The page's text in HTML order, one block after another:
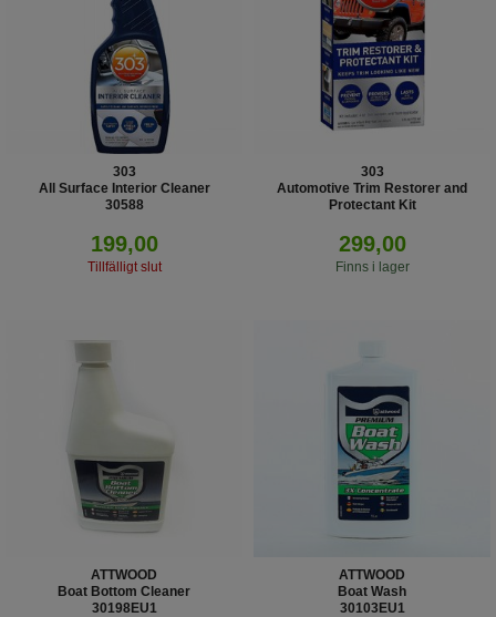
303
All Surface Interior Cleaner
30588
199,00
Tillfälligt slut
303
Automotive Trim Restorer and
Protectant Kit
299,00
Finns i lager
ATTWOOD
Boat Bottom Cleaner
30198EU1
ATTWOOD
Boat Wash
30103EU1